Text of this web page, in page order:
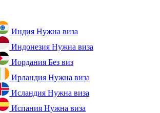
Индия Нужна виза
Индонезия Нужна виза
Иордания Без виз
Ирландия Нужна виза
Исландия Нужна виза
Испания Нужна виза